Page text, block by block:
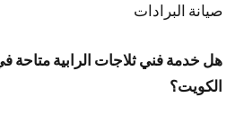
صيانة البرادات
هل خدمة فني ثلاجات الرابية متاحة
الكويت؟